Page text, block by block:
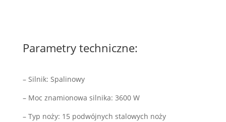
Parametry techniczne:
– Silnik: Spalinowy
– Moc znamionowa silnika: 3600 W
– Typ noży: 15 podwójnych stalowych noży